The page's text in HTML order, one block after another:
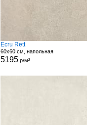
Ecru Rett
60x60 см, напольная
5195р/м²